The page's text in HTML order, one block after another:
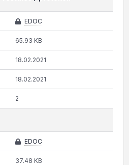
EDOC
65.93 KB
18.02.2021
18.02.2021
2
EDOC
37.48 KB